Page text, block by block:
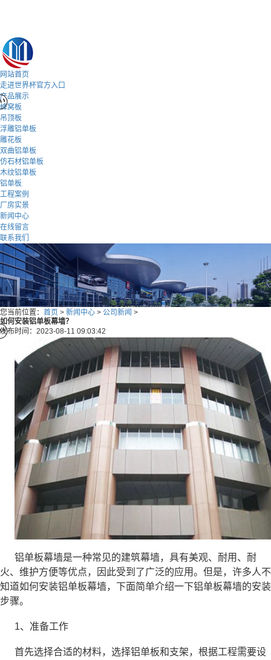
网站首页
走进世界杯官方入口
产品展示
蜂窝板
吊顶板
浮雕铝单板
雕花板
双曲铝单板
仿石材铝单板
木纹铝单板
铝单板
工程案例
厂房实景
新闻中心
在线留言
联系我们
您当前位置： 首页 > 新闻中心 > 公司新闻 >
如何安装铝单板幕墙？
发布时间：2023-08-11 09:03:42
铝单板幕墙是一种常见的建筑幕墙，具有美观、耐用、耐
火、维护方便等优点，因此受到了广泛的应用。但是，许多人不
知道如何安装铝单板幕墙，下面简单介绍一下铝单板幕墙的安装
步骤。
1、准备工作
首先选择合适的材料，选择铝单板和支架，根据工程需要设